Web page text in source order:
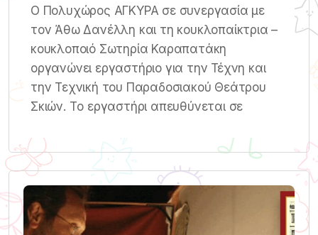
Ο Πολυχώρος ΑΓΚΥΡΑ σε συνεργασία με
τον Άθω Δανέλλη και τη κουκλοπαίκτρια –
κουκλοποιό Σωτηρία Καραπατάκη
οργανώνει εργαστήριο για την Τέχνη και
την Τεχνική του Παραδοσιακού Θεάτρου
Σκιών. Tο εργαστήρι απευθύνεται σε